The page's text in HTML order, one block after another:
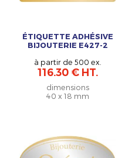
ÉTIQUETTE ADHÉSIVE
BIJOUTERIE E427-2
à partir de 500 ex.
116.30 € HT.
dimensions
40 x 18 mm